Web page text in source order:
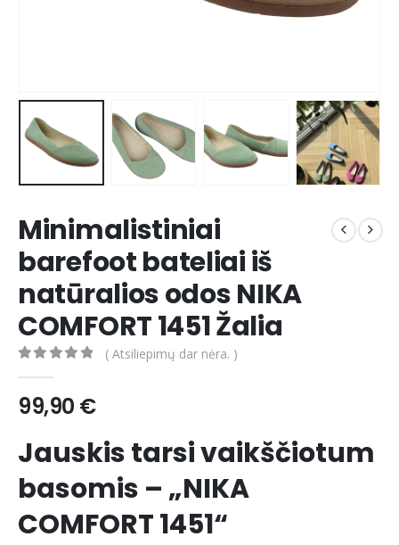
Minimalistiniai
barefoot bateliai iš
natūralios odos NIKA
COMFORT 1451 Žalia
( Atsiliepimų dar nėra. )
99,90 €
Jauskis tarsi vaikščiotum
basomis – „NIKA
COMFORT 1451“